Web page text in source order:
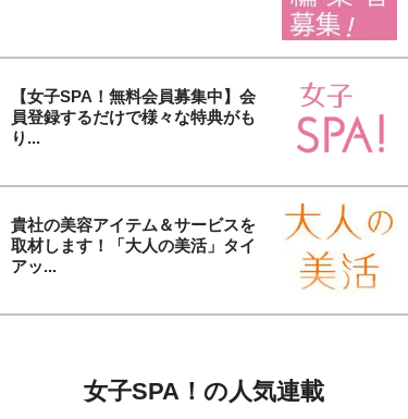
【女子SPA！無料会員募集中】会
員登録するだけで様々な特典がも
り...
貴社の美容アイテム＆サービスを
取材します！「大人の美活」タイ
アッ...
女子SPA！の人気連載